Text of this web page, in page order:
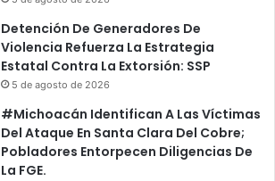
Detención De Generadores De
Violencia Refuerza La Estrategia
Estatal Contra La Extorsión: SSP
5 de agosto de 2026
#Michoacán Identifican A Las Víctimas
Del Ataque En Santa Clara Del Cobre;
Pobladores Entorpecen Diligencias De
La FGE.